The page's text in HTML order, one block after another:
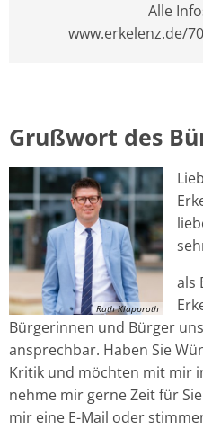
Alle
www.erkelenz.de/
Grußwort des
Ruth Klapproth
als
Bürgerinnen und Bürger
ansprechbar. Haben Sie
Kritik und möchten mit mir
nehme mir gerne Zeit für
mir eine E-Mail oder